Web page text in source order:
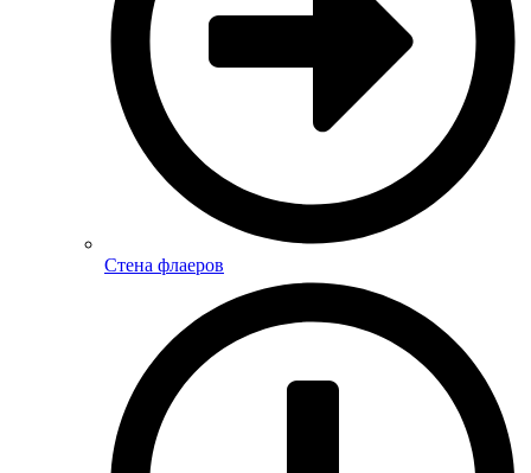
Стена флаеров